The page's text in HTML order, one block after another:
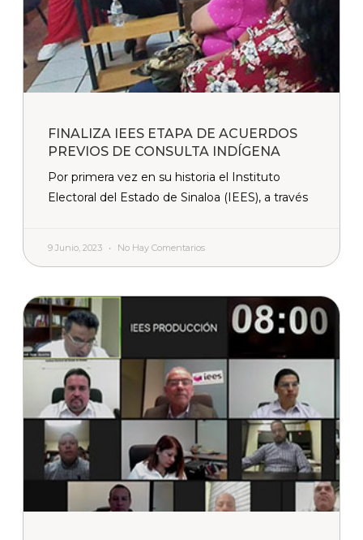
FINALIZA IEES ETAPA DE ACUERDOS
PREVIOS DE CONSULTA INDÍGENA
Por primera vez en su historia el Instituto
Electoral del Estado de Sinaloa (IEES), a través
9 Junio, 2023 No Hay Comentarios